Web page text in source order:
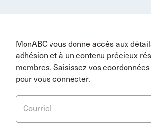
MonABC vous donne accès aux
adhésion et à un contenu précieux
membres. Saisissez vos
pour vous connecter.
Courriel